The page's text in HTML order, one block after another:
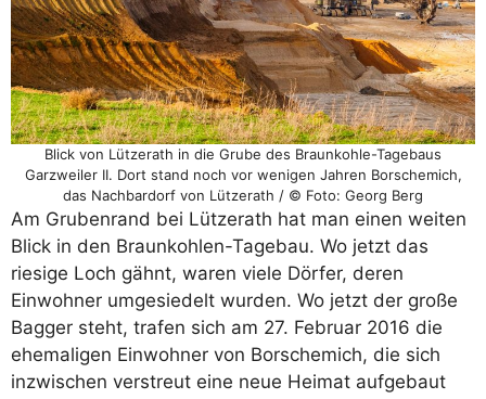
Blick von Lützerath in die Grube des Braunkohle-Tagebaus
Garzweiler II. Dort stand noch vor wenigen Jahren Borschemich,
das Nachbardorf von Lützerath / © Foto: Georg Berg
Am Grubenrand bei Lützerath hat man einen weiten
Blick in den Braunkohlen-Tagebau. Wo jetzt das
riesige Loch gähnt, waren viele Dörfer, deren
Einwohner umgesiedelt wurden. Wo jetzt der große
Bagger steht, trafen sich am 27. Februar 2016 die
ehemaligen Einwohner von Borschemich, die sich
inzwischen verstreut eine neue Heimat aufgebaut